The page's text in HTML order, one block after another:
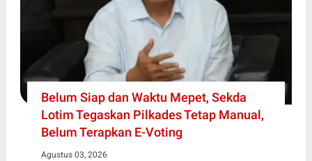
Belum Siap dan Waktu Mepet, Sekda
Lotim Tegaskan Pilkades Tetap Manual,
Belum Terapkan E-Voting
Agustus 03, 2026